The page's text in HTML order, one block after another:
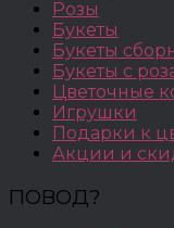
Розы
Букеты
Букеты
Букеты с
Цветочные
Игрушки
Подарки к
Акции и
ПОВОД?